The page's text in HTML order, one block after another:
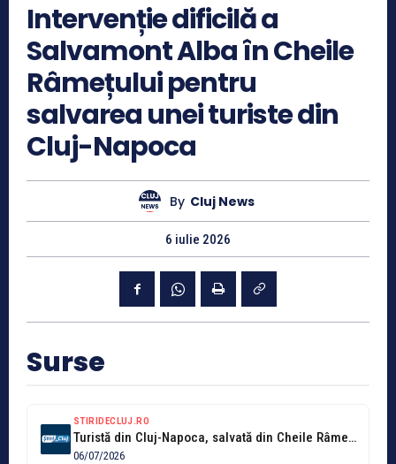
Intervenție dificilă a
Salvamont Alba în Cheile
Râmețului pentru
salvarea unei turiste din
Cluj-Napoca
By Cluj News
6 iulie 2026
Surse
STIRIDECLUJ.RO
Turistă din Cluj-Napoca, salvată din Cheile Râmețului după o căzătură pe traseu....
06/07/2026